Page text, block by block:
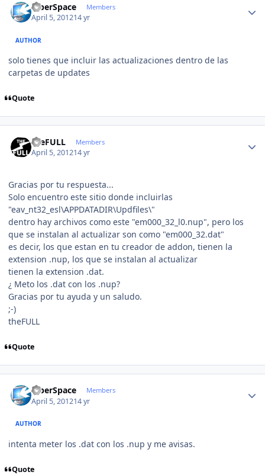
CiberSpace Members
April 5, 201214 yr
AUTHOR
solo tienes que incluir las actualizaciones dentro de las
carpetas de updates
Quote
theFULL Members
April 5, 201214 yr
Gracias por tu respuesta...
Solo encuentro este sitio donde incluirlas
"eav_nt32_esl\APPDATADIR\Updfiles\"
dentro hay archivos como este "em000_32_l0.nup", pero los
que se instalan al actualizar son como "em000_32.dat"
es decir, los que estan en tu creador de addon, tienen la
extension .nup, los que se instalan al actualizar
tienen la extension .dat.
¿ Meto los .dat con los .nup?
Gracias por tu ayuda y un saludo.
;-)
theFULL
Quote
CiberSpace Members
April 5, 201214 yr
AUTHOR
intenta meter los .dat con los .nup y me avisas.
Quote